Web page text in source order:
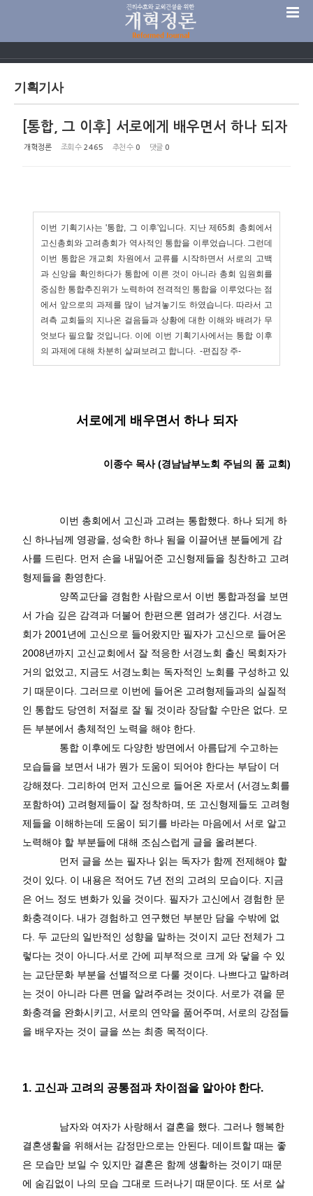
기획기사
[통합, 그 이후] 서로에게 배우면서 하나 되자
개혁정론 조회 수 2465 추천 수 0 댓글 0
이번 기획기사는 '통합, 그 이후'입니다. 지난 제65회 총회에서
고신총회와 고려총회가 역사적인 통합을 이루었습니다.그런데
이번 통합은 개교회 차원에서 교류를 시작하면서 서로의 고백
과 신앙을 확인하다가 통합에 이른 것이 아니라 총회 임원회를
중심한 통합추진위가 노력하여 전격적인 통합을 이루었다는 점
에서 앞으로의 과제를 많이 남겨놓기도 하였습니다.따라서 고
려측 교회들의 지나온 걸음들과 상황에 대한 이해와 배려가 무
엇보다 필요할 것입니다. 이에 이번 기획기사에서는 통합 이후
의 과제에 대해 차분히 살펴보려고 합니다. -편집장 주-
서로에게 배우면서 하나 되자
이종수 목사(경남남부노회 주님의 품 교회)
이번 총회에서 고신과 고려는 통합했다 .하나 되게 하
신 하나님께 영광을
성숙한 하나 됨을 이끌어낸 분들에게 감
사를 드린다 먼저 손을 내밀어준 고신형제들을 칭찬하고 고려
형제들을 환영한다
양쪽교단을 경험한 사람으로서 이번 통합과정을 보면
서 가슴 깊은 감격과 더불어 한편으론 염려가 생긴다 서경노
회가 2001 년에 고신으로 들어왔지만 필자가 고신으로 들어온
2008년까지 고신교회에서 잘 적응한 서경노회 출신 목회자가
거의 없었고
지금도 서경노회는 독자적인 노회를 구성하고 있
기 때문이다
그러므로 이번에 들어온 고려형제들과의 실질적
인 통합도 당연히 저절로 잘 될 것이라 장담할 수만은 없다
모
든 부분에서 총체적인 노력을 해야 한다
통합 이후에도 다양한 방면에서 아름답게 수고하는
모습들을 보면서 내가 뭔가 도움이 되어야 한다는 부담이 더
강해졌다
그리하여 먼저 고신으로 들어온 자로서 (서경노회를
포함하여) 고려형제들이 잘 정착하며
또 고신형제들도 고려형
제들을 이해하는데 도움이 되기를 바라는 마음에서 서로 알고
노력해야 할 부분들에 대해 조심스럽게 글을 올려본다
먼저 글을 쓰는 필자나 읽는 독자가 함께 전제해야 할
것이 있다 이 내용은 적어도 7년 전의 고려의 모습이다 지금
은 어느 정도 변화가 있을 것이다 필자가 고신에서 경험한 문
화충격이다 내가 경험하고 연구했던 부분만 담을 수밖에 없
다 두 교단의 일반적인 성향을 말하는 것이지 교단 전체가 그
렇다는 것이 아니다 서로 간에 피부적으로 크게 와 닿을 수 있
는 교단문화 부분을 선별적으로 다룰 것이다 나쁘다고 말하려
는 것이 아니라 다른 면을 알려주려는 것이다 서로가 겪을 문
화충격을 완화시키고
서로의 연약을 품어주며
서로의 강점들
을 배우자는 것이 글을 쓰는 최종 목적이다
1. 고신과 고려의 공통점과 차이점을 알아야 한다.
남자와 여자가 사랑해서 결혼을 했다
그러나 행복한
결혼생활을 위해서는 감정만으로는 안된다 데이트할 때는 좋
은 모습만 보일 수 있지만 결혼은 함께 생활하는 것이기 때문
에 숨김없이 나의 모습 그대로 드러나기 때문이다
또 서로 살
Sketchbook5, 스케치북5
Sketchbook5, 스케치북5